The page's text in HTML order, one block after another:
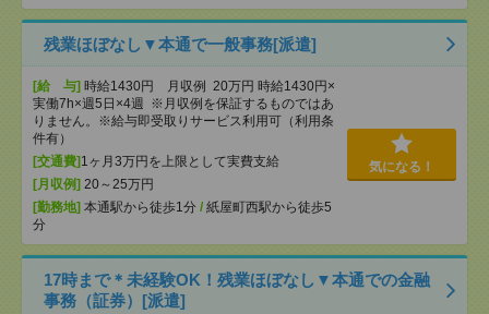
残業ほぼなし▼本通で一般事務[派遣]
[給 与] 時給1430円 月収例 20万円 時給1430円×
実働7h×週5日×4週 ※月収例を保証するものではあ
りません。※給与即受取りサービス利用可（利用条
件有）
[交通費]1ヶ月3万円を上限として実費支給
[月収例] 20～25万円
[勤務地] 本通駅から徒歩1分 / 紙屋町西駅から徒歩5
分
気になる！
17時まで＊未経験OK！残業ほぼなし▼本通での金融
事務（証券）[派遣]